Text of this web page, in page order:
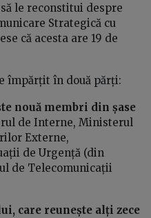
le reconstitui despre
Strategică cu
că acesta are 19 de
împărțit în două părți:
nouă membri din șase
de Interne, Ministerul
Externe,
de Urgență (din
de Telecomunicații
care reunește alți zece